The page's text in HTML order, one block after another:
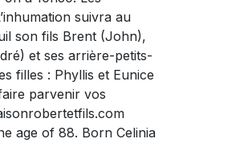
suivra au
son fils Brent (John),
et ses arrière-petits-
filles : Phyllis et Eunice
parvenir vos
age of 88. Born Celinia